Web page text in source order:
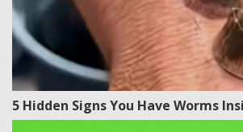
5 Hidden Signs You Have Worms